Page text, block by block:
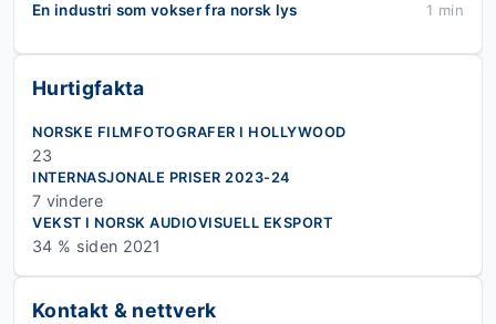
En industri som vokser fra norsk lys 1 min
Hurtigfakta
NORSKE FILMFOTOGRAFER I HOLLYWOOD
23
INTERNASJONALE PRISER 2023-24
7 vindere
VEKST I NORSK AUDIOVISUELL EKSPORT
34 % siden 2021
Kontakt & nettverk